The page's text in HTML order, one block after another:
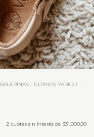
BALERINAS - ÚLTIMOS PARES!! .
2 cuotas sin interés de $31.000,00